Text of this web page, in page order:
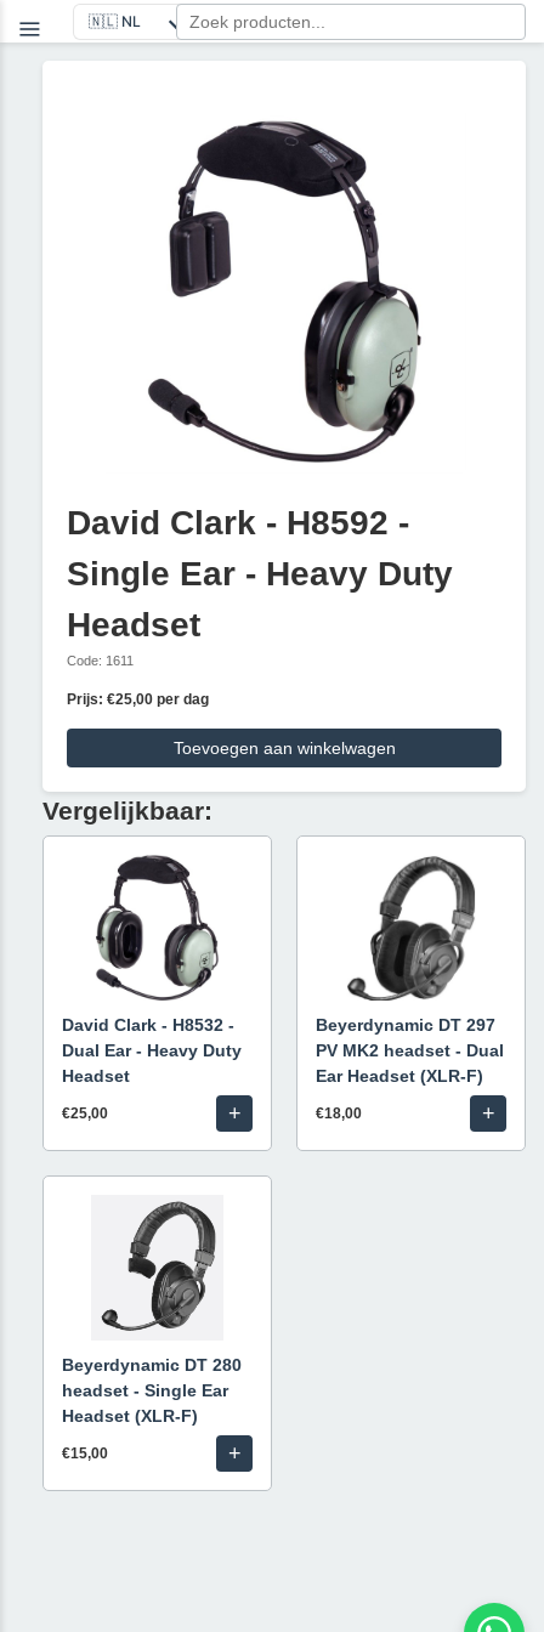
David Clark - H8592 -
Single Ear - Heavy Duty
Headset
Code: 1611
Prijs: €25,00 per dag
Toevoegen aan winkelwagen
Vergelijkbaar:
David Clark - H8532 -
Dual Ear - Heavy Duty
Headset
€25,00 +
Beyerdynamic DT 297
PV MK2 headset - Dual
Ear Headset (XLR-F)
€18,00 +
Beyerdynamic DT 280
headset - Single Ear
Headset (XLR-F)
€15,00 +